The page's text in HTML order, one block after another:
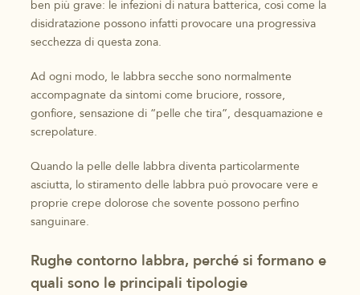
ben più grave: le infezioni di natura batterica, così come la
disidratazione possono infatti provocare una progressiva
secchezza di questa zona.
Ad ogni modo, le labbra secche sono normalmente
accompagnate da sintomi come bruciore, rossore,
gonfiore, sensazione di “pelle che tira”, desquamazione e
screpolature.
Quando la pelle delle labbra diventa particolarmente
asciutta, lo stiramento delle labbra può provocare vere e
proprie crepe dolorose che sovente possono perfino
sanguinare.
Rughe contorno labbra, perché si formano e
quali sono le principali tipologie